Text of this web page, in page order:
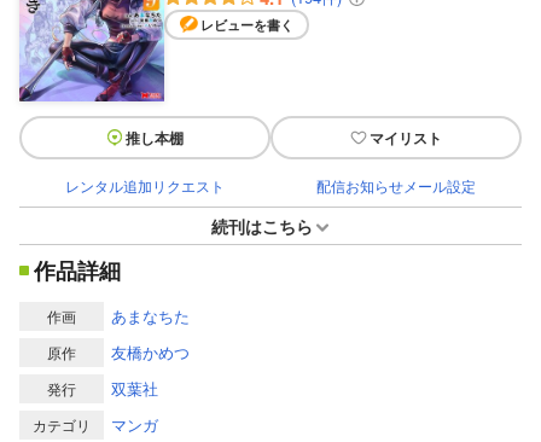
レビューを書く
推し本棚 マイリスト
レンタル追加リクエスト 配信お知らせメール設定
続刊はこちら
作品詳細
作画 あまなちた
原作 友橋かめつ
発行 双葉社
カテゴリ マンガ